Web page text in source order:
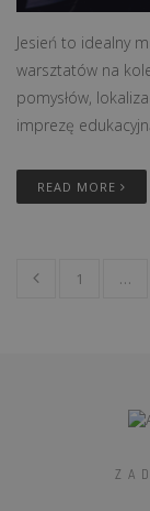
Jesień to idealny
warsztatów na
pomysłów,
imprezę
READ MORE
1 …